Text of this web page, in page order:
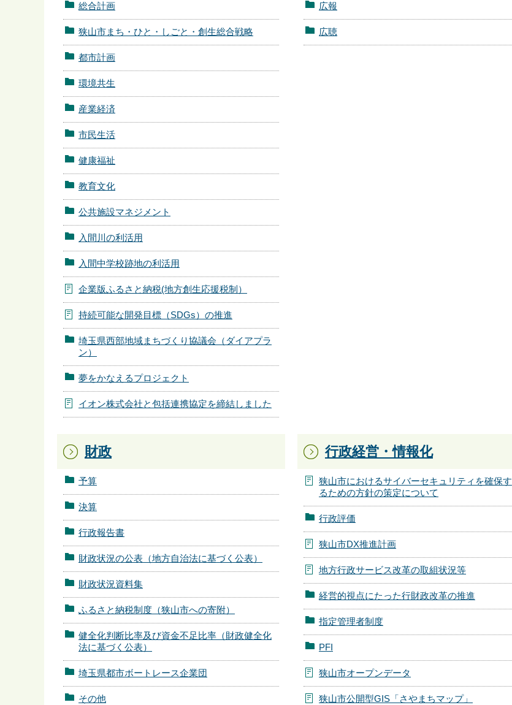
総合計画
狭山市まち・ひと・しごと・創生総合戦略
都市計画
環境共生
産業経済
市民生活
健康福祉
教育文化
公共施設マネジメント
入間川の利活用
入間中学校跡地の利活用
企業版ふるさと納税(地方創生応援税制）
持続可能な開発目標（SDGs）の推進
埼玉県西部地域まちづくり協議会（ダイアプラ
ン）
夢をかなえるプロジェクト
イオン株式会社と包括連携協定を締結しました
広報
広聴
財政
予算
決算
行政報告書
財政状況の公表（地方自治法に基づく公表）
財政状況資料集
ふるさと納税制度（狭山市への寄附）
健全化判断比率及び資金不足比率（財政健全化
法に基づく公表）
埼玉県都市ボートレース企業団
その他
行政経営・情報化
狭山市におけるサイバーセキュリティを確保す
るための方針の策定について
行政評価
狭山市DX推進計画
地方行政サービス改革の取組状況等
経営的視点にたった行財政改革の推進
指定管理者制度
PFI
狭山市オープンデータ
狭山市公開型GIS「さやまちマップ」